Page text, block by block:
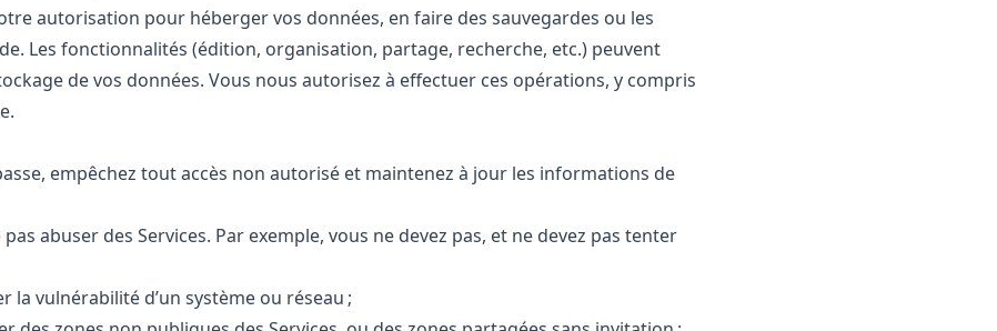
autorisation pour héberger vos données, en faire des sauvegardes ou les
Les fonctionnalités (édition, organisation, partage, recherche, etc.) peuvent
de vos données. Vous nous autorisez à effectuer ces opérations, y compris
empêchez tout accès non autorisé et maintenez à jour les informations de
abuser des Services. Par exemple, vous ne devez pas, et ne devez pas tenter
la vulnérabilité d’un système ou réseau ;